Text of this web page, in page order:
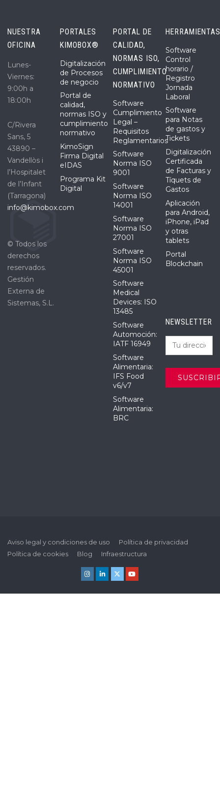
NUESTRA
OFICINA
Lunes-
Viernes:
9:00h a
18:00h
C/Rivera
Sans, 5
43890 –
Vandellòs i
l’Hospitalet
de l’Infant
(Tarragona)
info@kimobox.com
© Todos los
derechos
reservados.
Gestión
Externa de
Sistemas, S.L.
PORTALES
KIMOBOX®
Digitalización
de Procesos
de negocio
Portal de
calidad,
normas ISO y
cumplimiento
normativo
KimoSign
Firma Digital
eIDAS
Programa Kit
Digital
PORTAL DE
CALIDAD,
NORMAS ISO,
CUMPLIMIENTO
NORMATIVO
Software
Cumplimiento
Legal –
Requisitos
Reglamentarios
Software
Norma ISO
9001
Software
Norma ISO
14001
Software
Norma ISO
27001
Software
Norma ISO
45001
Software
Medical
Devices: ISO
13485
Software
Automoción:
IATF 16949
Software
Alimentaria:
IFS Food
v6/v7
Software
Alimentaria:
BRC
Software
Control
horario /
Registro
Jornada
Laboral
Software
para Notas
de gastos y
Tickets
Digitalización
Certificada
de Facturas y
Tíquets de
Gastos
Aplicación
para Android,
iPhone, iPad
y otras
tablets
Portal
Blockchain
NEWSLETTER
Aviso legal y condiciones de uso
Política de privacidad
Política de cookies
Blog Infraestructura